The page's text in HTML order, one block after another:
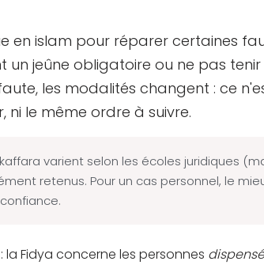
en islam pour réparer certaines
jeûne obligatoire ou ne pas tenir
les modalités changent : ce
ni le même ordre à suivre.
varient selon les écoles juridiques
retenus. Pour un cas personnel, le
: la Fidya concerne les personnes